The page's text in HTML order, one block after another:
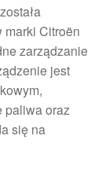
Citroën
zarządzanie
jest
paliwa oraz
się na